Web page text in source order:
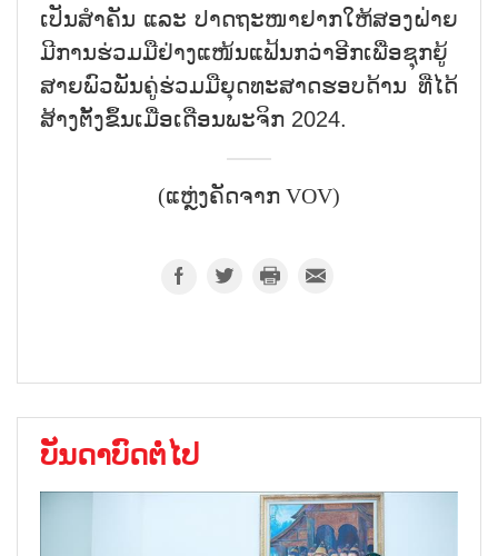
ເປັນ​ສຳ​ຄັນ ແລະ ປາດ​ຖະ​ໜາ​ຢາກ​ໃຫ້​ສອງ​ຝ່າຍ​
ມີ​ການ​ຮ່ວມ​ມື​ຢ່າງ​ແໜ້ນ​ແຟ້ນກວ່າ​ອີກ​ເພື່ອ​ຊຸກ​ຍູ້​
ສາຍ​ພົວ​ພັນ​ຄູ່​ຮ່ວມ​ມື​ຍຸດ​ທະ​ສາດ​ຮອບ​ດ້ານ ທີ່​ໄດ້​
ສ້າງ​ຕັ້ງຂຶ້ນ​ເມື່ອ​ເດືອນ​ພະ​ຈິກ 2024.
(ແຫຼ່ງຄັດຈາກ VOV)
ບັນດາບົດຕໍ່ໄປ